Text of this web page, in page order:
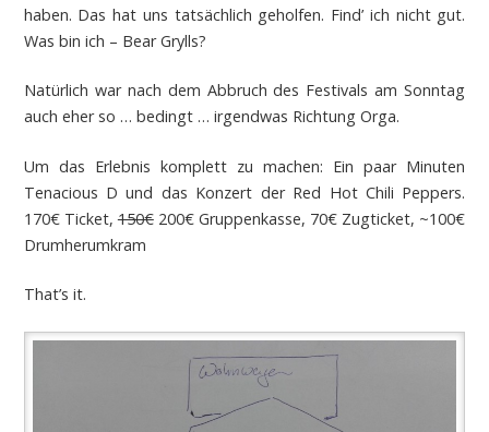
haben. Das hat uns tatsächlich geholfen. Find’ ich nicht gut.
Was bin ich – Bear Grylls?
Natürlich war nach dem Abbruch des Festivals am Sonntag
auch eher so … bedingt … irgendwas Richtung Orga.
Um das Erlebnis komplett zu machen: Ein paar Minuten
Tenacious D und das Konzert der Red Hot Chili Peppers.
170€ Ticket,150€200€ Gruppenkasse, 70€ Zugticket, ~100€
Drumherumkram
That’s it.